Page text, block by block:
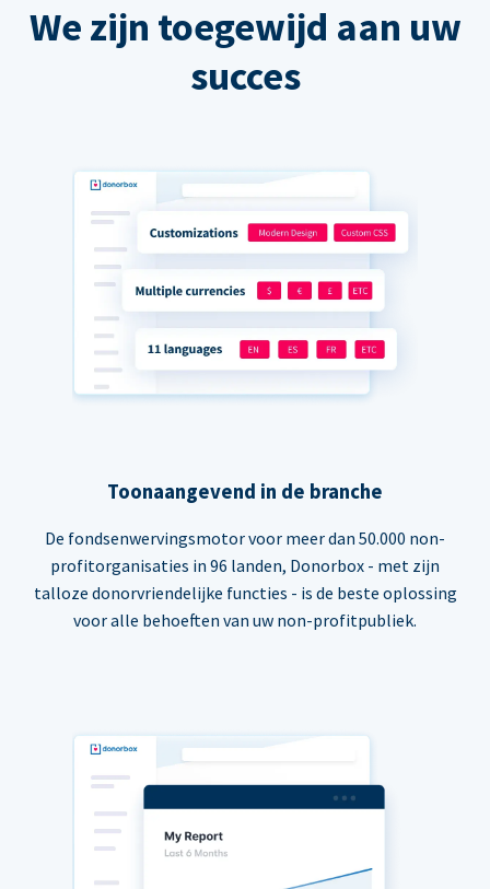
We zijn toegewijd aan uw
succes
Toonaangevend in de branche
De fondsenwervingsmotor voor meer dan 50.000 non-
profitorganisaties in 96 landen, Donorbox - met zijn
talloze donorvriendelijke functies - is de beste oplossing
voor alle behoeften van uw non-profitpubliek.